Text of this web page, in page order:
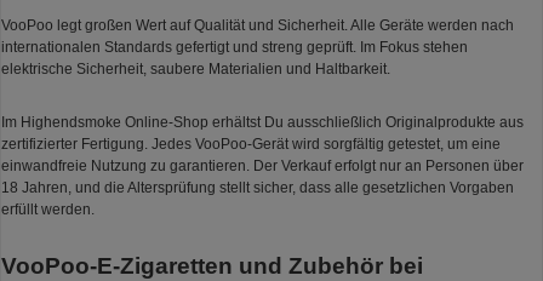
VooPoo legt großen Wert auf Qualität und Sicherheit. Alle Geräte werden nach
internationalen Standards gefertigt und streng geprüft. Im Fokus stehen
elektrische Sicherheit, saubere Materialien und Haltbarkeit.
Im Highendsmoke Online-Shop erhältst Du ausschließlich Originalprodukte aus
zertifizierter Fertigung. Jedes VooPoo-Gerät wird sorgfältig getestet, um eine
einwandfreie Nutzung zu garantieren. Der Verkauf erfolgt nur an Personen über
18 Jahren, und die Altersprüfung stellt sicher, dass alle gesetzlichen Vorgaben
erfüllt werden.
VooPoo-E-Zigaretten und Zubehör bei